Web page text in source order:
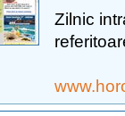
Zilnic